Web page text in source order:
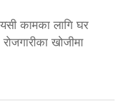
कामका लागि घर
खोजीमा